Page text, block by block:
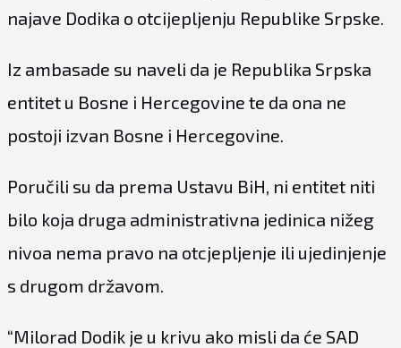
najave Dodika o otcijepljenju Republike Srpske.
Iz ambasade su naveli da je Republika Srpska
entitet u Bosne i Hercegovine te da ona ne
postoji izvan Bosne i Hercegovine.
Poručili su da prema Ustavu BiH, ni entitet niti
bilo koja druga administrativna jedinica nižeg
nivoa nema pravo na otcjepljenje ili ujedinjenje
s drugom državom.
“Milorad Dodik je u krivu ako misli da će SAD